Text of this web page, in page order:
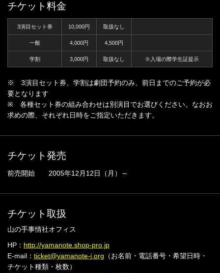
チケット料金
3演目セット券 10,000円 取扱なし
一般 4,000円 4,500円
学割 3,000円 取扱なし ※入場の際学生証提示
※ 3演目セット券、学割は劇団予約のみ、前日までのご予約が必
要となります
※ 各種セット券の組み合わせは別演目でお選びください。なおお
求めの際、それぞれ日時をご指定いただきます。
チケット発売
前売開始 2005年12月12日（月）～
チケット取扱
山の手事情社オフィス
HP： http://yamanote.shop-pro.jp
E-mail： ticket@yamanote-j.org （お名前・電話番号・希望日時・
チケット種類・枚数）